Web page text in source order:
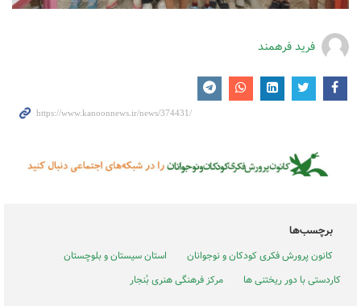
فرید فرهمند
برچسب‌ها
کانون پرورش فکری کودکان و نوجوانان
استان سیستان و بلوچستان
کاردستی با دور ریختنی ها
مرکز فرهنگی هنری بُنجار